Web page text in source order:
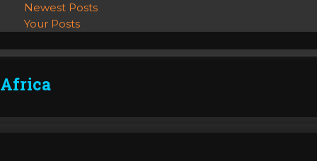
Newest Posts
Your Posts
Africa